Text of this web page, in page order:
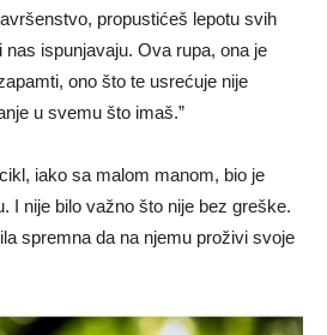
propustićeš lepotu svih
ispunjavaju. Ova rupa, ona je
ono što te usrećuje nije
u svemu što imaš.”
iako sa malom manom, bio je
I nije bilo važno što nije bez greške.
spremna da na njemu proživi svoje